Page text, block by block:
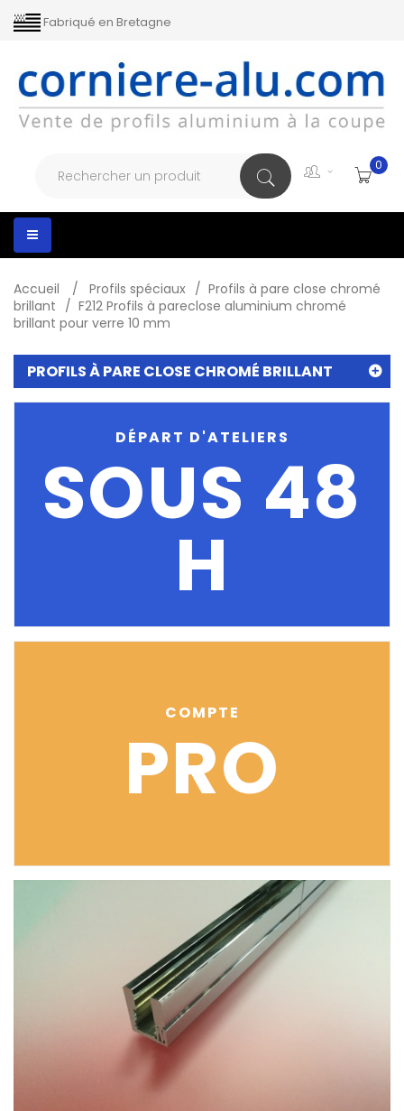
Fabriqué en Bretagne
0
Toggle
navigation
Accueil Profils spéciaux
Profils à pare close chromé
brillant
F212 Profils à pareclose aluminium chromé
brillant pour verre 10 mm
PROFILS À PARE CLOSE CHROMÉ BRILLANT
DÉPART D'ATELIERS
SOUS 48
H
COMPTE
PRO